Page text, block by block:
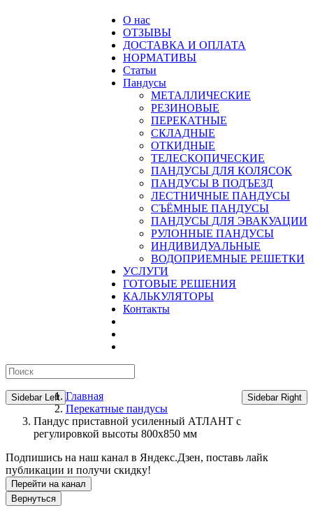
О нас
ОТЗЫВЫ
ДОСТАВКА И ОПЛАТА
НОРМАТИВЫ
Статьи
Пандусы
МЕТАЛЛИЧЕСКИЕ
РЕЗИНОВЫЕ
ПЕРЕКАТНЫЕ
СКЛАДНЫЕ
ОТКИДНЫЕ
ТЕЛЕСКОПИЧЕСКИЕ
ПАНДУСЫ ДЛЯ КОЛЯСОК
ПАНДУСЫ В ПОДЪЕЗД
ЛЕСТНИЧНЫЕ ПАНДУСЫ
CЪЁМНЫЕ ПАНДУСЫ
ПАНДУСЫ ДЛЯ ЭВАКУАЦИИ
РУЛОННЫЕ ПАНДУСЫ
ИНДИВИДУАЛЬНЫЕ
ВОДОПРИЕМНЫЕ РЕШЕТКИ
УСЛУГИ
ГОТОВЫЕ РЕШЕНИЯ
КАЛЬКУЛЯТОРЫ
Контакты
Sidebar Left Sidebar Right
Главная
Перекатные пандусы
Пандус приставной усиленный АТЛАНТ с
регулировкой высоты 800х850 мм
Подпишись на наш канал в Яндекс.Дзен, поставь лайк
публикации и получи скидку!